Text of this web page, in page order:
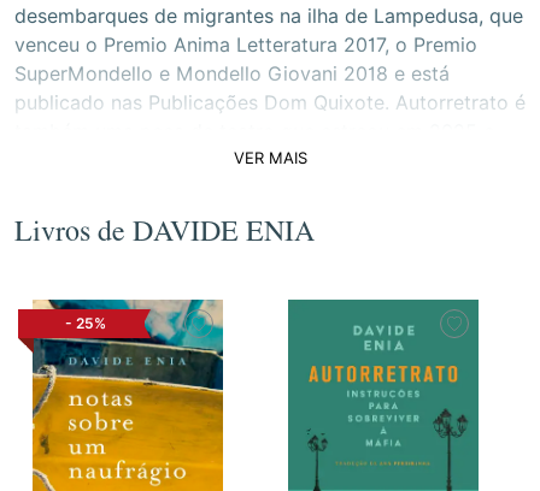
desembarques de migrantes na ilha de Lampedusa, que
venceu o Premio Anima Letteratura 2017, o Premio
SuperMondello e Mondello Giovani 2018 e está
publicado nas Publicações Dom Quixote. Autorretrato é
conta a sua experiência desde criança com a máfia em
VER MAIS
Livros de DAVIDE ENIA
- 25%